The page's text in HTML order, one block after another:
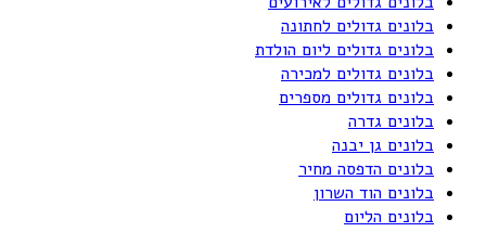
בלונים גדולים לחתונה
בלונים גדולים ליום הולדת
בלונים גדולים למכירה
בלונים גדולים מספרים
בלונים גדרה
בלונים גן יבנה
בלונים הדפסה מחיר
בלונים הוד השרון
בלונים הליום